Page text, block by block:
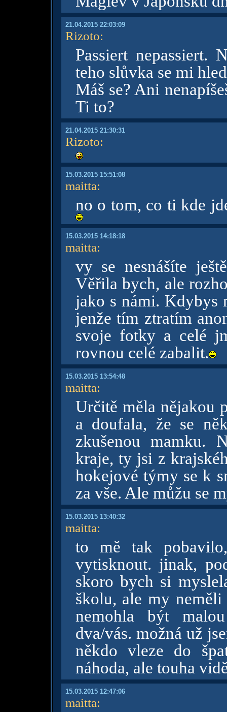
21.04.2015 22:03:09
Rizoto:
Passiert
teho slůvka se mi
Máš se? Ani
Ti to?
21.04.2015 21:30:31
Rizoto:
15.03.2015 15:51:08
maitta:
no o tom, co ti kde
15.03.2015 14:18:18
maitta:
vy se nesnášíte
Věřila bych, ale
jako s námi. Kdybys
jenže tím ztratím
svoje fotky a celé
rovnou celé zabalit.
15.03.2015 13:54:48
maitta:
Určitě měla nějakou
a doufala, že se
zkušenou mamku.
kraje, ty jsi z
hokejové týmy se k
za vše. Ale můžu se
15.03.2015 13:40:32
maitta:
to mě tak
vytisknout. jinak,
skoro bych si
školu, ale my
nemohla být
dva/vás. možná už
někdo vleze do
náhoda, ale touha
15.03.2015 12:47:06
maitta: